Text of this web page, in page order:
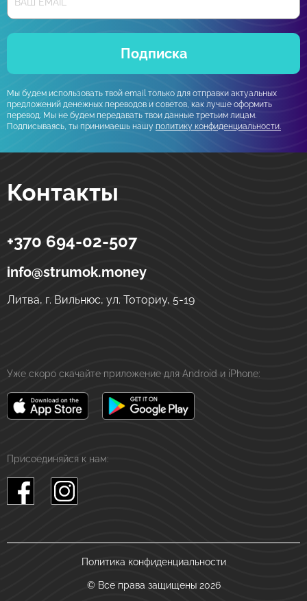
Подписка
Мы будем использовать твой email только для отправки актуальных
предложений денежных переводов и советов, как лучше оформить
перевод. Мы не будем передавать твои данные третьим лицам.
Подписываясь, ты принимаешь нашу политику конфиденциальности.
Контакты
Strumok
Денежные переводы в Украине
ул. Тоториу, 5-19
+370 694-02-507
info@strumok.money
Литва, г. Вильнюс, ул. Тоториу, 5-19
Уже скоро скачайте приложение для Android и iPhone:
Присоединяйся к нам:
Политика конфиденциальности
© Все права защищены 2026